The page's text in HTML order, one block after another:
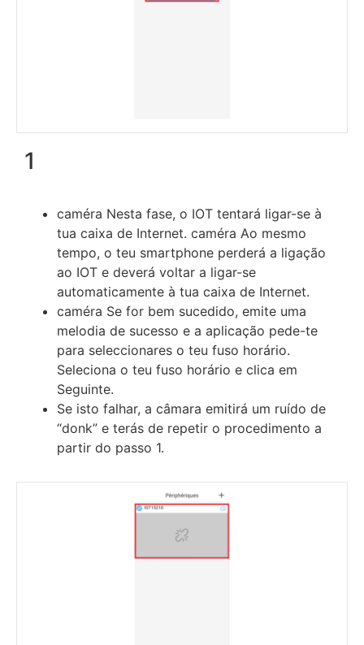
1
caméra Nesta fase, o IOT tentará ligar-se à
tua caixa de Internet. caméra Ao mesmo
tempo, o teu smartphone perderá a ligação
ao IOT e deverá voltar a ligar-se
automaticamente à tua caixa de Internet.
caméra Se for bem sucedido, emite uma
melodia de sucesso e a aplicação pede-te
para seleccionares o teu fuso horário.
Seleciona o teu fuso horário e clica em
Seguinte.
Se isto falhar, a câmara emitirá um ruído de
“donk” e terás de repetir o procedimento a
partir do passo 1.